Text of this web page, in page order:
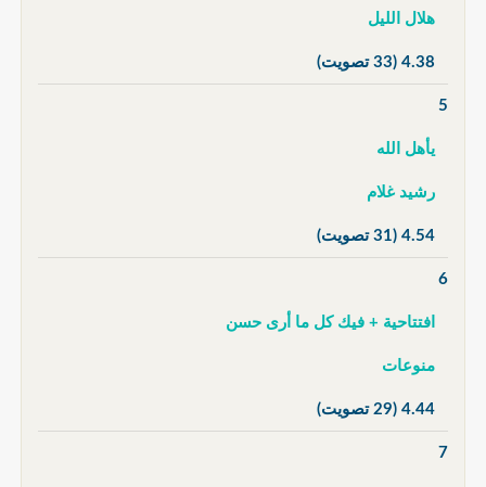
هلال الليل
4.38 (33 تصويت)
5
يأهل الله
رشيد غلام
4.54 (31 تصويت)
6
افتتاحية + فيك كل ما أرى حسن
منوعات
4.44 (29 تصويت)
7